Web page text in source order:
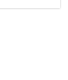
integrativer